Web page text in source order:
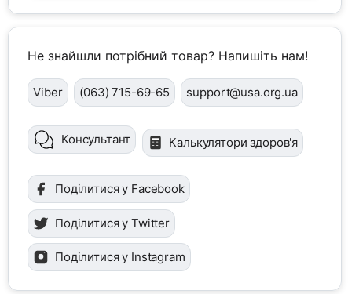
Не знайшли потрібний товар? Напишіть нам!
Viber (063) 715-69-65 support@usa.org.ua
Консультант Калькулятори здоров'я
Поділитися у Facebook
Поділитися у Twitter
Поділитися у Instagram